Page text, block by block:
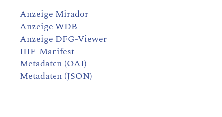
Anzeige Mirador
Anzeige WDB
Anzeige DFG-Viewer
IIIF-Manifest
Metadaten (OAI)
Metadaten (JSON)